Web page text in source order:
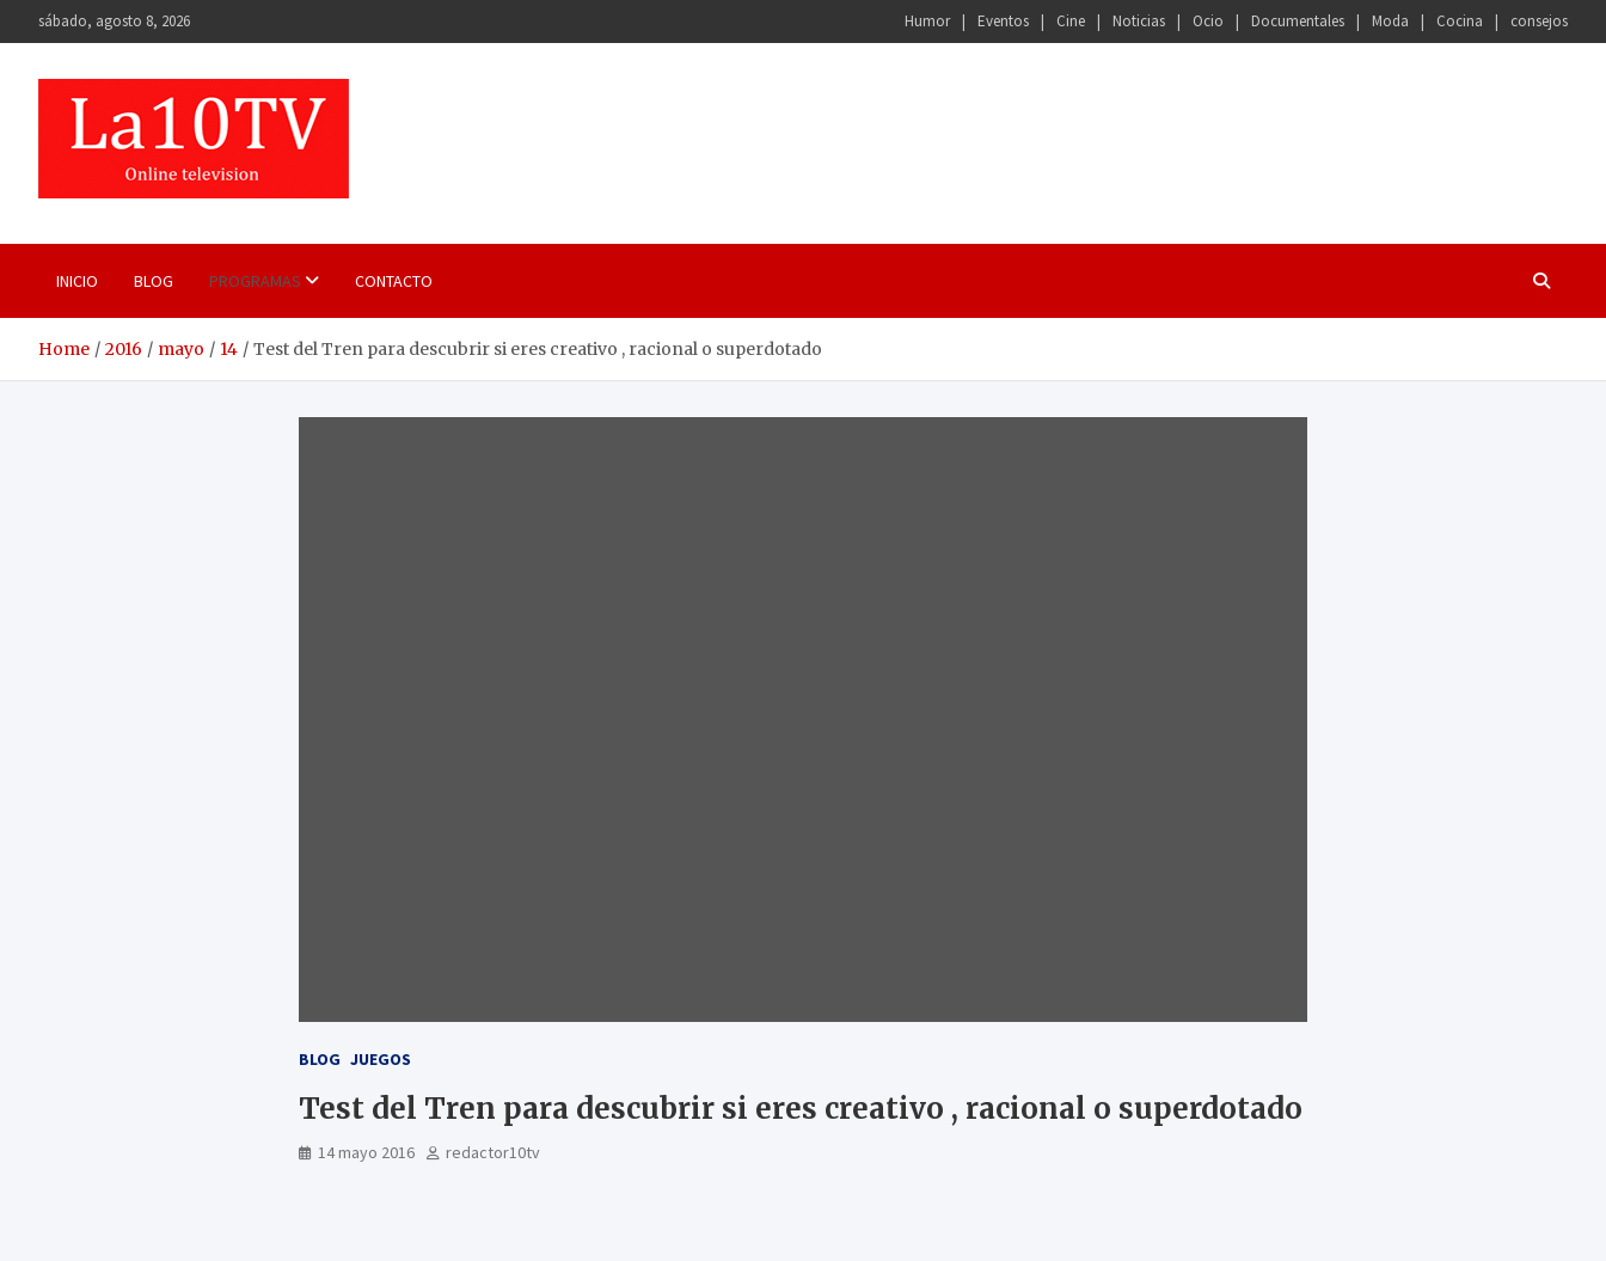
to
sábado, agosto 8, 2026 Humor Eventos Cine Noticias Ocio Documentales Moda Cocina consejos
INICIO BLOG PROGRAMAS CONTACTO
Home 2016 mayo 14 Test del Tren para descubrir si eres creativo , racional o superdotado
BLOG JUEGOS
Test del Tren para descubrir si eres creativo , racional o superdotado
14 mayo 2016 redactor10tv